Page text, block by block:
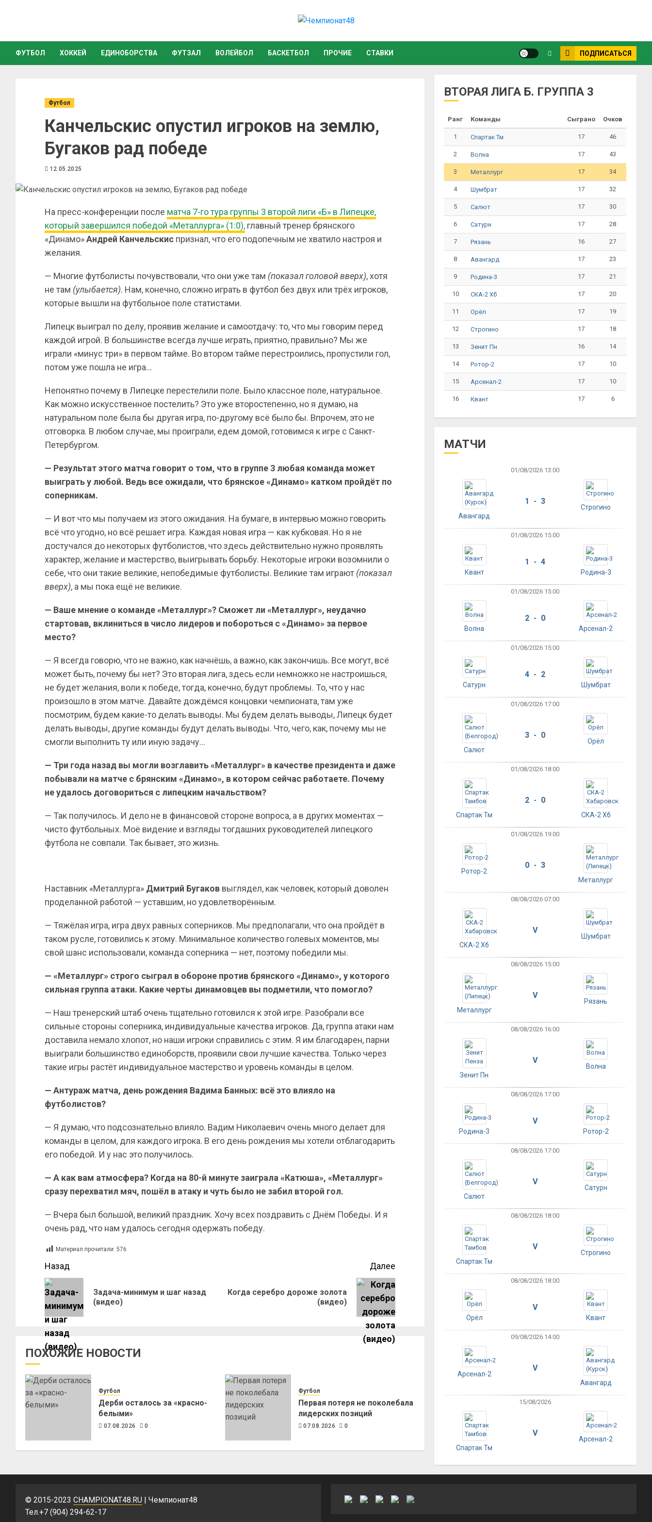
ФУТБОЛ ХОККЕЙ ЕДИНОБОРСТВА ФУТЗАЛ ВОЛЕЙБОЛ БАСКЕТБОЛ ПРОЧИЕ СТАВКИ ПОДПИСАТЬСЯ
Футбол
Канчельскис опустил игроков на землю,
Бугаков рад победе
12.05.2025
На пресс-конференции после матча 7-го тура группы 3 второй лиги «Б» в Липецке,
который завершился победой «Металлурга» (1:0), главный тренер брянского
«Динамо»Андрей Канчельскис признал, что его подопечным не хватило настроя и
желания.
— Многие футболисты почувствовали, что они уже там (показал головой вверх), хотя
не там (улыбается). Нам, конечно, сложно играть в футбол без двух или трёх игроков,
которые вышли на футбольное поле статистами.
Липецк выиграл по делу, проявив желание и самоотдачу: то, что мы говорим перед
каждой игрой. В большинстве всегда лучше играть, приятно, правильно? Мы же
играли «минус три» в первом тайме. Во втором тайме перестроились, пропустили гол,
потом уже пошла не игра…
Непонятно почему в Липецке перестелили поле. Было классное поле, натуральное.
Как можно искусственное постелить? Это уже второстепенно, но я думаю, на
натуральном поле была бы другая игра, по-другому всё было бы. Впрочем, это не
отговорка. В любом случае, мы проиграли, едем домой, готовимся к игре с Санкт-
Петербургом.
— Результат этого матча говорит о том, что в группе 3 любая команда может
выиграть у любой. Ведь все ожидали, что брянское «Динамо» катком пройдёт по
соперникам.
— И вот что мы получаем из этого ожидания. На бумаге, в интервью можно говорить
всё что угодно, но всё решает игра. Каждая новая игра — как кубковая. Но я не
достучался до некоторых футболистов, что здесь действительно нужно проявлять
характер, желание и мастерство, выигрывать борьбу. Некоторые игроки возомнили о
себе, что они такие великие, непобедимые футболисты. Великие там играют (показал
вверх), а мы пока ещё не великие.
— Ваше мнение о команде «Металлург»? Сможет ли «Металлург», неудачно
стартовав, вклиниться в число лидеров и побороться с «Динамо» за первое
место?
— Я всегда говорю, что не важно, как начнёшь, а важно, как закончишь. Все могут, всё
может быть, почему бы нет? Это вторая лига, здесь если немножко не настроишься,
не будет желания, воли к победе, тогда, конечно, будут проблемы. То, что у нас
произошло в этом матче. Давайте дождёмся концовки чемпионата, там уже
посмотрим, будем какие-то делать выводы. Мы будем делать выводы, Липецк будет
делать выводы, другие команды будут делать выводы. Что, чего, как, почему мы не
смогли выполнить ту или иную задачу…
— Три года назад вы могли возглавить «Металлург» в качестве президента и даже
побывали на матче с брянским «Динамо», в котором сейчас работаете. Почему
не удалось договориться с липецким начальством?
— Так получилось. И дело не в финансовой стороне вопроса, а в других моментах —
чисто футбольных. Моё видение и взгляды тогдашних руководителей липецкого
футбола не совпали. Так бывает, это жизнь.
Наставник «Металлурга» Дмитрий Бугаков выглядел, как человек, который доволен
проделанной работой — уставшим, но удовлетворённым.
— Тяжёлая игра, игра двух равных соперников. Мы предполагали, что она пройдёт в
таком русле, готовились к этому. Минимальное количество голевых моментов, мы
свой шанс использовали, команда соперника — нет, поэтому победили мы.
— «Металлург» строго сыграл в обороне против брянского «Динамо», у которого
сильная группа атаки. Какие черты динамовцев вы подметили, что помогло?
— Наш тренерский штаб очень тщательно готовился к этой игре. Разобрали все
сильные стороны соперника, индивидуальные качества игроков. Да, группа атаки нам
доставила немало хлопот, но наши игроки справились с этим. Я им благодарен, парни
выиграли большинство единоборств, проявили свои лучшие качества. Только через
такие игры растёт индивидуальное мастерство и уровень команды в целом.
— Антураж матча, день рождения Вадима Банных: всё это влияло на
футболистов?
— Я думаю, что подсознательно влияло. Вадим Николаевич очень много делает для
команды в целом, для каждого игрока. В его день рождения мы хотели отблагодарить
его победой. И у нас это получилось.
— А как вам атмосфера? Когда на 80-й минуте заиграла «Катюша», «Металлург»
сразу перехватил мяч, пошёл в атаку и чуть было не забил второй гол.
— Вчера был большой, великий праздник. Хочу всех поздравить с Днём Победы. И я
очень рад, что нам удалось сегодня одержать победу.
Материал прочитали: 576
Назад
Задача-минимум и шаг назад
(видео)
Далее
Когда серебро дороже золота
(видео)
ПОХОЖИЕ НОВОСТИ
Футбол
Дерби осталось за «красно-
белыми»
07.08.2026 0
Футбол
Первая потеря не поколебала
лидерских позиций
07.08.2026 0
ВТОРАЯ ЛИГА Б. ГРУППА 3
Ранг Команды Сыграно Очков
1 Спартак Тм 17 46
2 Волна 17 43
3 Металлург 17 34
4 Шумбрат 17 32
5 Салют 17 30
6 Сатурн 17 28
7 Рязань 16 27
8 Авангард 17 23
9 Родина-3 17 21
10 СКА-2 Хб 17 20
11 Орёл 17 19
12 Строгино 17 18
13 Зенит Пн 16 14
14 Ротор-2 17 10
15 Арсенал-2 17 10
16 Квант 17 6
МАТЧИ
01/08/2026 13:00
Авангард
1 - 3
Строгино
01/08/2026 15:00
Квант
1 - 4
Родина-3
01/08/2026 15:00
Волна
2 - 0
Арсенал-2
01/08/2026 15:00
Сатурн
4 - 2
Шумбрат
01/08/2026 17:00
Салют
3 - 0
Орёл
01/08/2026 18:00
Спартак Тм
2 - 0
СКА-2 Хб
01/08/2026 19:00
Ротор-2
0 - 3
Металлург
08/08/2026 07:00
СКА-2 Хб
V
Шумбрат
08/08/2026 15:00
Металлург
V
Рязань
08/08/2026 16:00
Зенит Пн
V
Волна
08/08/2026 17:00
Родина-3
V
Ротор-2
08/08/2026 17:00
Салют
V
Сатурн
08/08/2026 18:00
Спартак Тм
V
Строгино
08/08/2026 18:00
Орёл
V
Квант
09/08/2026 14:00
Арсенал-2
V
Авангард
15/08/2026
Спартак Тм
V
Арсенал-2
© 2015-2023 CHAMPIONAT48.RU | Чемпионат48
Тел.+7 (904) 294-62-17